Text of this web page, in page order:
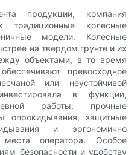
продукции, компания
традиционные колесные
модели. Колесные
на твердом грунте и их
объектами, в то время
превосходное
или неустойчивой
в функции,
работы: прочные
опрокидывания, защитные
и эргономично
оператора. Особое
безопасности и удобству